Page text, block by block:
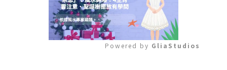
Powered by GliaStudios